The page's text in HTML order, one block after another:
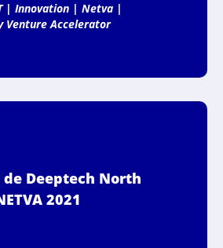
| Innovation| Netva|
Venture Accelerator
Deeptech North
2021